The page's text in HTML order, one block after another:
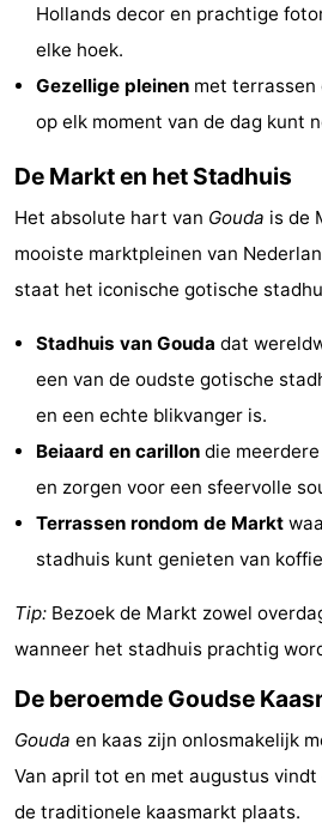
Rundfahrten
Spielplätze
Indoor-
Spielplätze
Dörfer
&
Städte
Natur
Führungen
Sport
Radfahren
-
Wandern
Golfplatze
Surfen
-
Sportangeln
Shoppen
Essen
und
trinken
Veranstaltungen
Praktisch
Hollands decor en prachtige
elke hoek.
Gezellige pleinen met terrassen
op elk moment van de dag kunt
De Markt en het Stadhuis
Het absolute hart van Gouda is de
mooiste marktpleinen van
staat het iconische gotische
Stadhuis van Gouda dat
een van de oudste gotische
en een echte blikvanger is.
Beiaard en carillon die
en zorgen voor een sfeervolle
Terrassen rondom de Markt
stadhuis kunt genieten van
Tip: Bezoek de Markt zowel
wanneer het stadhuis prachtig
De beroemde Goudse
Gouda en kaas zijn onlosmakelijk
Van april tot en met augustus
de traditionele kaasmarkt plaats.